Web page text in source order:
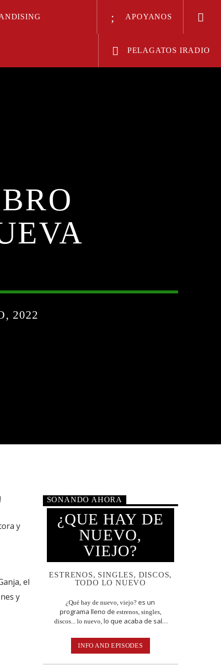
APOYANOS
PELAGATOS IRADIO
2022
y
el
y
SONANDO AHORA
¿QUE HAY DE
NUEVO,
VIEJO?
ESTRENOS, SINGLES, DISCOS,
TODO LO NUEVO
¿Qué hay de nuevo, viejo? es un
programa lleno de estrenos, singles,
discos... lo nuevo, lo que acaba de salir
escuchas acá. Sin cortes y conducido
Bugs Bunny,el conejo de la suerte.
INFO AND EPISODES